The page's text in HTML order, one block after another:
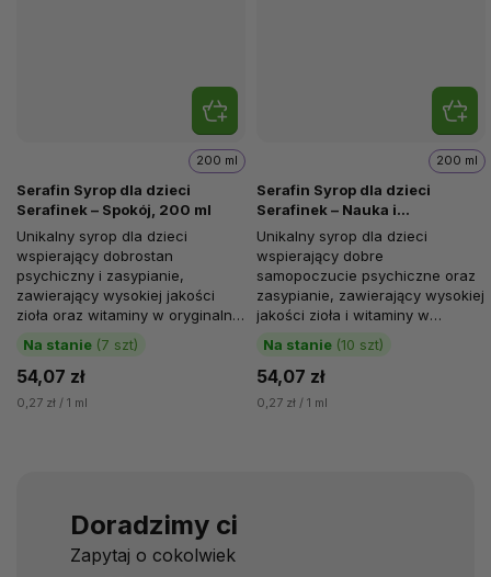
Serafin Syrop dla dzieci
Serafinek – Spokój, 200 ml
Na stanie (7 szt)
200 ml
54,07 zł
0,27 zł / 1 ml
Unikalny syrop dla dzieci
wspierający dobrostan
psychiczny i zasypianie,
zawierający wysokiej jakości
zioła oraz witaminy w oryginalnej
recepturze.
Serafin Syrop dla dzieci
Serafinek – Nauka i
koncentracja, 200 ml
Na stanie (10 szt)
200 ml
54,07 zł
0,27 zł / 1 ml
Unikalny syrop dla dzieci
wspierający dobre
samopoczucie psychiczne oraz
zasypianie, zawierający wysokiej
jakości zioła i witaminy w
oryginalnej recepturze.
Doradzimy ci
Zapytaj o cokolwiek